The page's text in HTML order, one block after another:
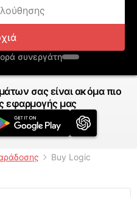
συνεργάτη
σας είναι ακόμα πιο
εφαρμογής μας
Buy Logic